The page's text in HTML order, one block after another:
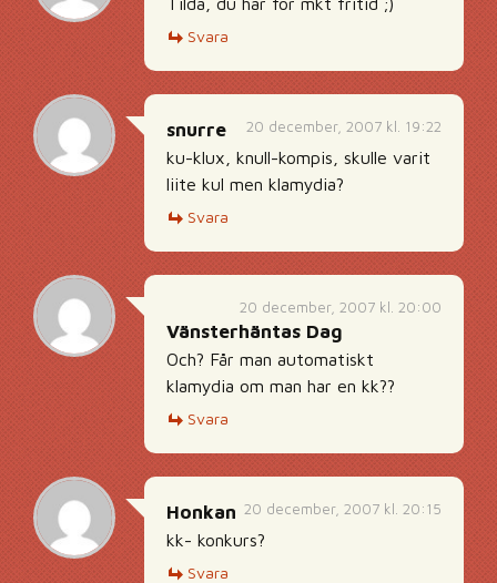
Svara
20 december, 2007 kl. 19:22
snurre
ku-klux, knull-kompis, skulle varit
liite kul men klamydia?
Svara
20 december, 2007 kl. 20:00
Vänsterhäntas Dag
Och? Får man automatiskt
klamydia om man har en kk??
Svara
20 december, 2007 kl. 20:15
Honkan
kk- konkurs?
Svara